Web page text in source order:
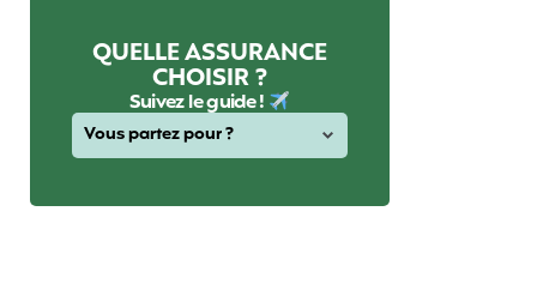
QUELLE ASSURANCE
CHOISIR ?
Suivez le guide !